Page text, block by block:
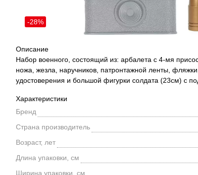
-28%
Описание
Набор военного, состоящий из: арбалета с 4-мя
ножа, жезла, наручников, патронтажной ленты,
удостоверения и большой фигурки солдата (23см) с
Характеристики
Бренд
Страна производитель
Возраст, лет
Длина упаковки, см
Ширина упаковки, см